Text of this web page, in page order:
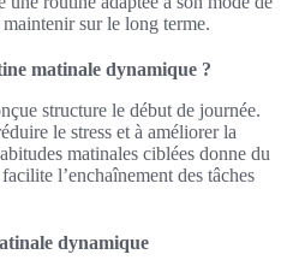
sur le long terme.
matinale dynamique ?
structure le début de journée.
le stress et à améliorer la
matinales ciblées donne du
l’enchaînement des tâches
dynamique